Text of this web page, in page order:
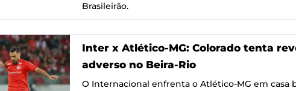
Brasileirão.
Inter x Atlético-MG: Colorado tenta
adverso no Beira-Rio
O Internacional enfrenta o Atlético-MG em casa